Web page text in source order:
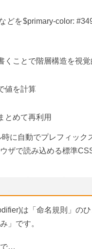
どを$primary-color:
くことで階層構造を視覚
値を計算
とめて再利用
に自動でプレフィック
ザで読み込める標準
は「命名規則」の
」です。
で…